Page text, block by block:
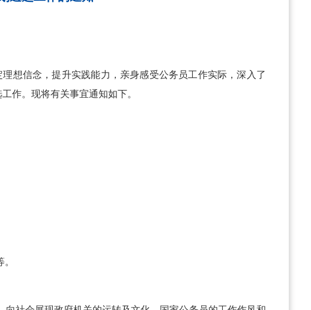
想信念，提升实践能力，亲身感受公务员工作实际，深入了
作。现将有关事宜通知如下。